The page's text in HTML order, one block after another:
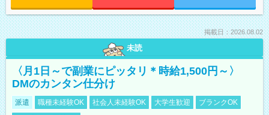
掲載日：2026.08.02
未読
〈月1日～で副業にピッタリ＊時給1,500円～〉
DMのカンタン仕分け
派遣 職種未経験OK 社会人未経験OK 大学生歓迎
ブランクOK